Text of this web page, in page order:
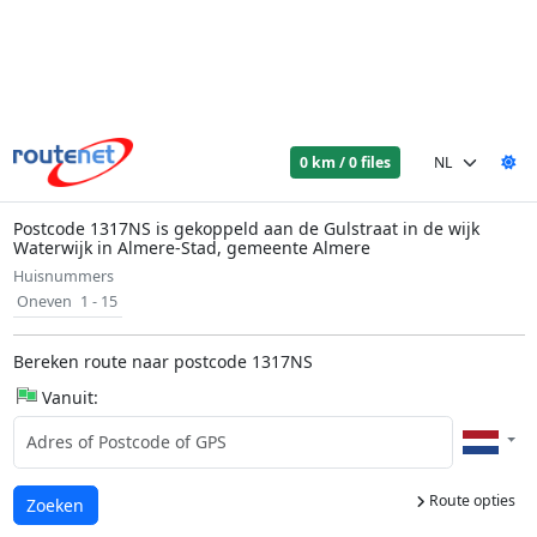
0 km / 0 files
Postcode 1317NS is gekoppeld aan de Gulstraat in de wijk
Waterwijk in Almere-Stad, gemeente Almere
Huisnummers
Oneven 1 - 15
Bereken route naar postcode 1317NS
Vanuit:
Route opties
Laden...
Zoeken